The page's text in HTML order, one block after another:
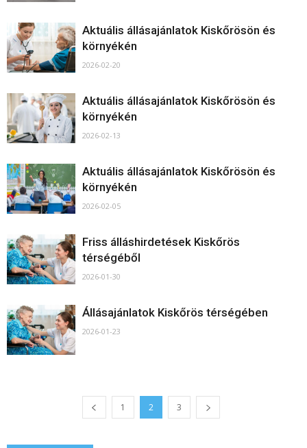
Aktuális állásajánlatok Kiskőrösön és
környékén
2026-02-20
Aktuális állásajánlatok Kiskőrösön és
környékén
2026-02-13
Aktuális állásajánlatok Kiskőrösön és
környékén
2026-02-05
Friss álláshirdetések Kiskőrös
térségéből
2026-01-30
Állásajánlatok Kiskőrös térségében
2026-01-23
1 2 3